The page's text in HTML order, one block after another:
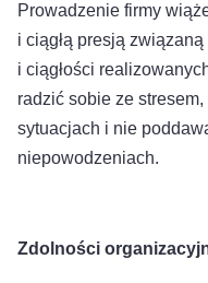
Prowadzenie firmy
i ciągłą presją
i ciągłości
radzić sobie ze
sytuacjach i nie
niepowodzeniach.
Zdolności